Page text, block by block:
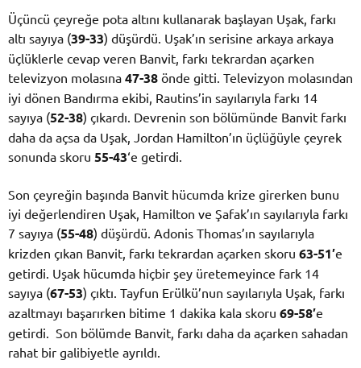
Üçüncü çeyreğe pota altını kullanarak başlayan Uşak, farkı
altı sayıya (39-33) düşürdü. Uşak’ın serisine arkaya arkaya
üçlüklerle cevap veren Banvit, farkı tekrardan açarken
televizyon molasına 47-38 önde gitti. Televizyon molasından
iyi dönen Bandırma ekibi, Rautins’in sayılarıyla farkı 14
sayıya (52-38) çıkardı. Devrenin son bölümünde Banvit farkı
daha da açsa da Uşak, Jordan Hamilton’ın üçlüğüyle çeyrek
sonunda skoru 55-43‘e getirdi.
Son çeyreğin başında Banvit hücumda krize girerken bunu
iyi değerlendiren Uşak, Hamilton ve Şafak’ın sayılarıyla farkı
7 sayıya (55-48) düşürdü. Adonis Thomas’ın sayılarıyla
krizden çıkan Banvit, farkı tekrardan açarken skoru 63-51′e
getirdi. Uşak hücumda hiçbir şey üretemeyince fark 14
sayıya (67-53) çıktı. Tayfun Erülkü’nun sayılarıyla Uşak, farkı
azaltmayı başarırken bitime 1 dakika kala skoru 69-58′e
getirdi. Son bölümde Banvit, farkı daha da açarken sahadan
rahat bir galibiyetle ayrıldı.